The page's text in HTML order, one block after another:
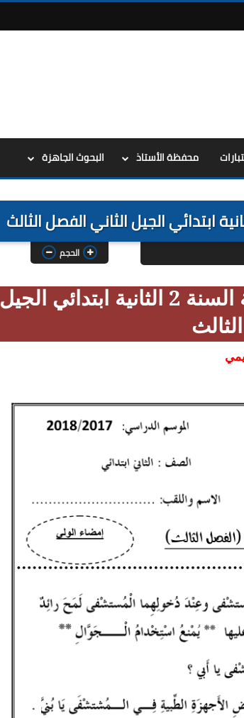
محفظة الأستاذ البحوث الجاهزة
الحجم
نماذج فروض و اختبارات اللغة العربية السنة 2 الثانية ابتدائي الجيل